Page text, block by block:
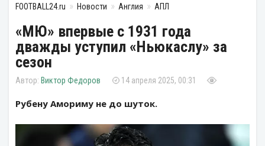
FOOTBALL24.ru Новости Англия АПЛ
«МЮ» впервые с 1931 года
дважды уступил «Ньюкаслу» за
сезон
Виктор Федоров 14 апреля 2025, 00:31
Рубену Амориму не до шуток.